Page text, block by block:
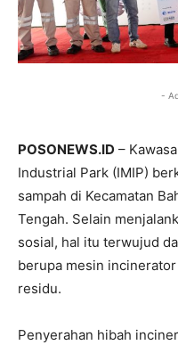
-
POSONEWS.ID –
Industrial Park (IMIP)
sampah di Kecamatan
Tengah. Selain
sosial, hal itu terwujud
berupa mesin
residu.
Penyerahan hibah